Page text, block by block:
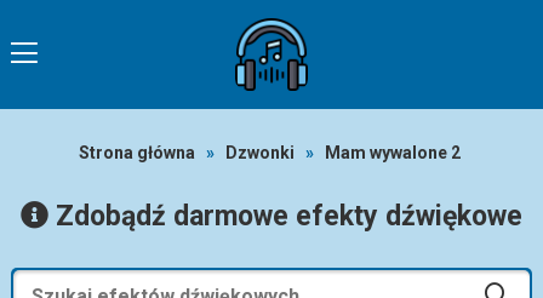
Strona główna » Dzwonki » Mam wywalone 2
Zdobądź darmowe efekty dźwiękowe